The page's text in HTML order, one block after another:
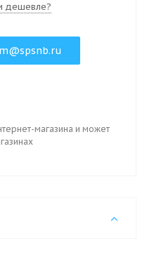
дешевле?
магазина и может